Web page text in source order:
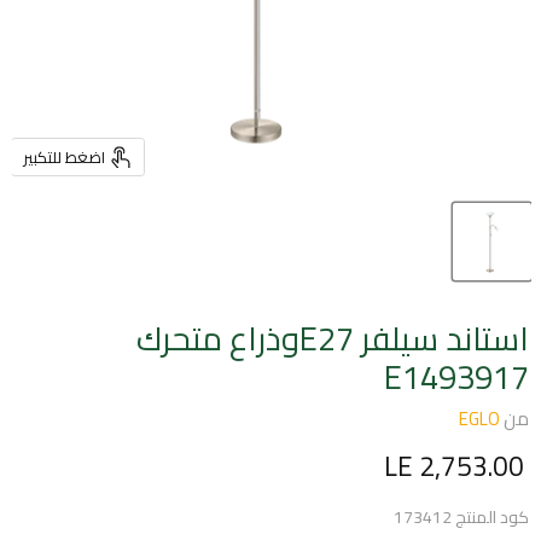
اضغط للتكبير
استاند سيلفر E27وذراع متحرك
E1493917
منEGLO
السعر الحالي
LE 2,753.00
كود المنتج173412